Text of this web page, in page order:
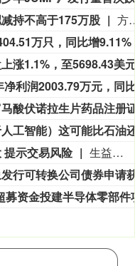
持不高于175万股
方盛股份公告，持股5%以上股东、董事丁振红持有公司股份710.16
万只，同比增9.11%
提示交易风险
生益科技公告称，公司股票于2026年8月7日以涨停价139.98元/股收盘，较8月3日收盘价上涨约37%，累计涨幅超相关指数，可能存在短期上涨过快下跌风险。公司目前经营正常，无应披露未披露事项，市净率17.24高于行业平均的9.85。董事长陈仁喜拟减持不超335,762股，截至8月7日未减持。提醒投资者理性投资，注意风险。